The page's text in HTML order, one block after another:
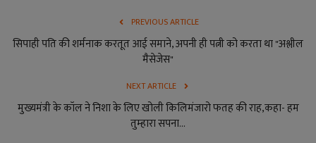
PREVIOUS ARTICLE
सिपाही पति की शर्मनाक करतूत आई समाने, अपनी ही पत्नी को करता था "अश्लील
मैसेजेस"
NEXT ARTICLE
मुख्यमंत्री के कॉल ने निशा के लिए खोली किलिमंजारो फतह की राह,कहा- हम
तुम्हारा सपना...